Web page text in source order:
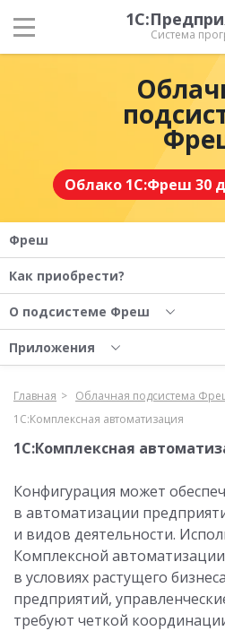
Система
Облако 1С:Фреш 30
Фреш
Как приобрести?
О подсистеме Фреш
Приложения
Главная Облачная подсистема
1С:Комплексная автоматизация
1С:Комплексная
Конфигурация может
в автоматизации
и видов деятельности.
Комплексной
в условиях растущего
предприятий,
требуют четкой